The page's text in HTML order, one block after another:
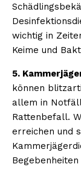
wichtig in
Keime und
5.
können
allem in
Rattenbefall.
erreichen und